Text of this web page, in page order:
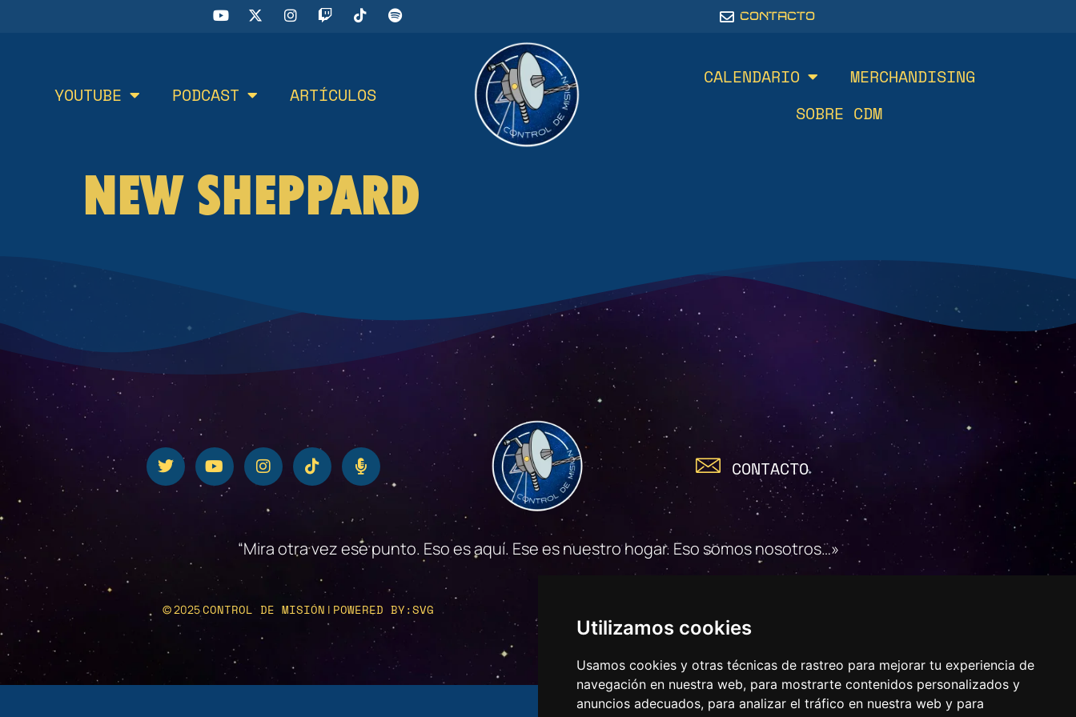
Utilizamos cookies
Usamos cookies y otras técnicas de rastreo para mejorar tu experiencia de
navegación en nuestra web, para mostrarte contenidos personalizados y
anuncios adecuados, para analizar el tráfico en nuestra web y para
CONTACTO
YOUTUBE PODCAST ARTÍCULOS
CALENDARIO
MERCHANDISING
SOBRE CDM
NEW SHEPPARD
CONTACTO
“Mira otra vez ese punto. Eso es aquí. Ese es nuestro hogar. Eso somos nosotros…»
© 2025CONTROL DE MISIÓN | POWERED BY:SVG